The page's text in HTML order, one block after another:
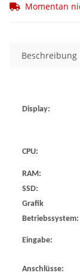
Momentan
Beschreibung
Display:
CPU:
RAM:
SSD:
Grafik
Betriebssystem:
Eingabe:
Anschlüsse: